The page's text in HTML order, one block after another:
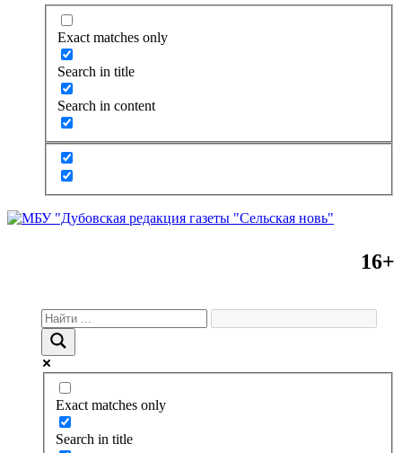
Exact matches only
Search in title
Search in content
16+
Exact matches only
Search in title